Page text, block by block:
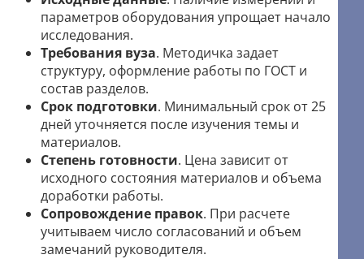
параметров оборудования упрощает начало
исследования.
Требования вуза. Методичка задает
структуру, оформление работы по ГОСТ и
состав разделов.
Срок подготовки. Минимальный срок от 25
дней уточняется после изучения темы и
материалов.
Степень готовности. Цена зависит от
исходного состояния материалов и объема
доработки работы.
Сопровождение правок. При расчете
учитываем число согласований и объем
замечаний руководителя.